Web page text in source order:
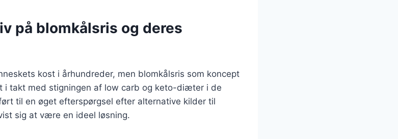
på blomkålsris og deres
kost i århundreder, men blomkålsris som koncept
i takt med stigningen af low carb og keto-diæter i de
til en øget efterspørgsel efter alternative kilder til
sig at være en ideel løsning.